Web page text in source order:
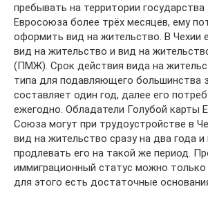
пребывать на территории
Евросоюза более трёх месяцев, ему
оформить вид на жительство. В Чехии
вид на жительство и вид на
(ПМЖ). Срок действия вида на
типа для подавляющего большинства
составляет один год, далее его
ежегодно. Обладатели Голубой карты
Союза могут при трудоустройстве в
вид на жительство сразу на два года
продлевать его на такой же период.
иммиграционный статус можно только
для этого есть достаточные